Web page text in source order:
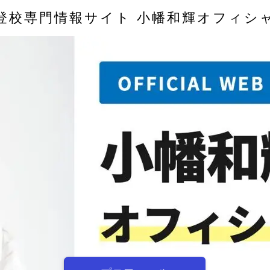
校専門情報サイト 小幡和輝オフィシ